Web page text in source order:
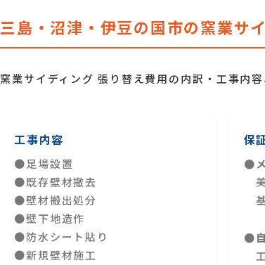
三島・沼津・伊豆の国市の窯業サ
窯業サイディング 張り替え費用の内訳・工事内
工事内容
●足場設置
●既存壁材撤去
●壁材搬出処分
●壁下地造作
●防水シート貼り
●新規壁材施工
保
●
●